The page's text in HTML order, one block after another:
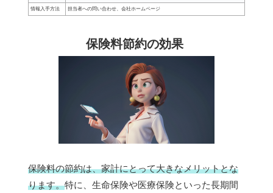
情報入手方法 担当者への問い合わせ、会社ホームページ
保険料節約の効果
保険料の節約は、家計にとって大きなメリットとな
ります。特に、生命保険や医療保険といった長期間